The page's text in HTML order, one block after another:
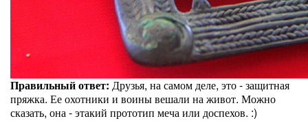
Правильный ответ: Друзья, на самом деле, это - защитная
пряжка. Ее охотники и воины вешали на живот. Можно
сказать, она - этакий прототип меча или доспехов. :)